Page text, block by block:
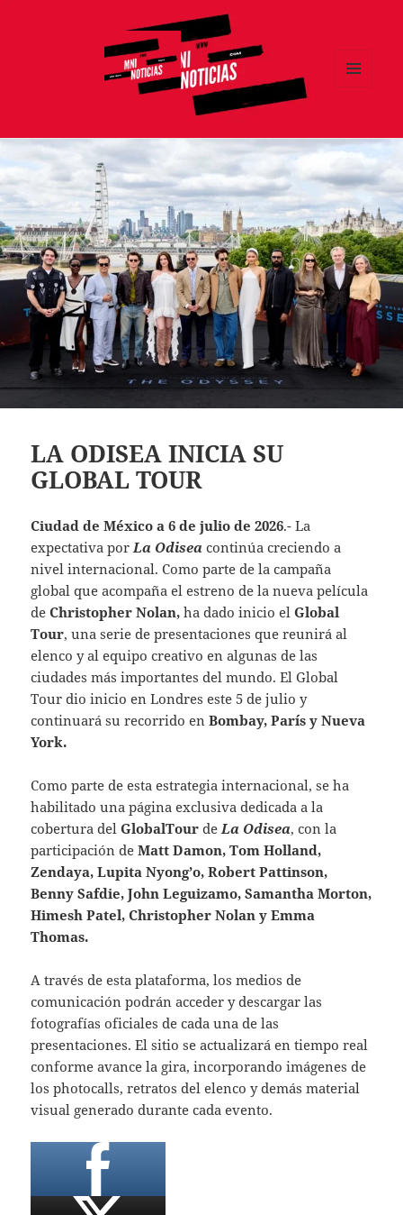
LA ODISEA INICIA SU
GLOBAL TOUR
Ciudad de México a 6 de julio de 2026.- La
expectativa por La Odisea continúa creciendo a
nivel internacional. Como parte de la campaña
global que acompaña el estreno de la nueva película
deChristopher Nolan, ha dado inicio elGlobal
Tour, una serie de presentaciones que reunirá al
elenco y al equipo creativo en algunas de las
ciudades más importantes del mundo. El Global
Tour dio inicio en Londres este 5 de julio y
continuará su recorrido enBombay, París y Nueva
York.
Como parte de esta estrategia internacional, se ha
habilitado una página exclusiva dedicada a la
cobertura delGlobalTour de La Odisea, con la
participación deMatt Damon, Tom Holland,
Zendaya, Lupita Nyong’o, Robert Pattinson,
Benny Safdie, John Leguizamo, Samantha Morton,
Himesh Patel, Christopher Nolan y Emma
Thomas.
A través de esta plataforma, los medios de
comunicación podrán acceder y descargar las
fotografías oficiales de cada una de las
presentaciones. El sitio se actualizará en tiempo real
conforme avance la gira, incorporando imágenes de
los photocalls, retratos del elenco y demás material
visual generado durante cada evento.